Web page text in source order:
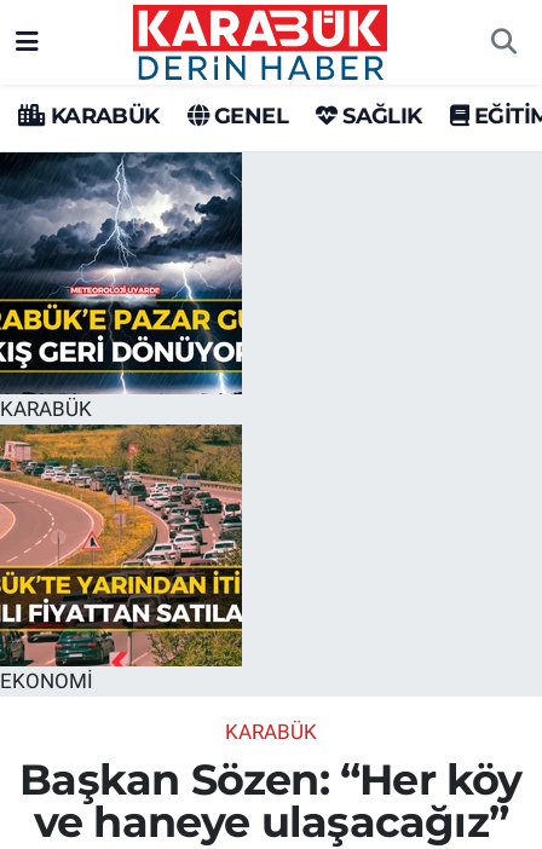
KARABÜK GENEL SAĞLIK
KARABÜK
EKONOMİ
KARABÜK
Başkan Sözen: “Her köy
ve haneye ulaşacağız”
Karabük Hava Durumu
Karabük Trafik Yoğunluk Haritası
Süper Lig Puan Durumu ve Fikstür
Tüm Manşetler
Son Dakika Haberleri
Haber Arşivi